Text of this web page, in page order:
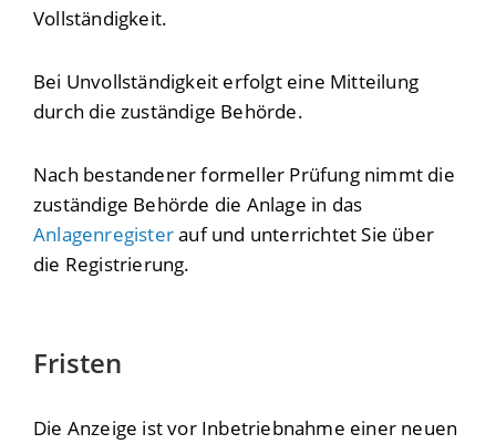
Vollständigkeit.
Bei Unvollständigkeit erfolgt eine Mitteilung
durch die zuständige Behörde.
Nach bestandener formeller Prüfung nimmt die
zuständige Behörde die Anlage in das
Anlagenregisterauf und unterrichtet Sie über
die Registrierung.
Fristen
Die Anzeige ist vor Inbetriebnahme einer neuen